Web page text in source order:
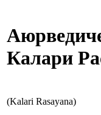
Калари
(Kalari Rasayana)